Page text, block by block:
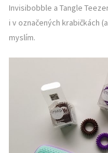
Invisibobble a Tangle
i v označených krabičkách
myslím.